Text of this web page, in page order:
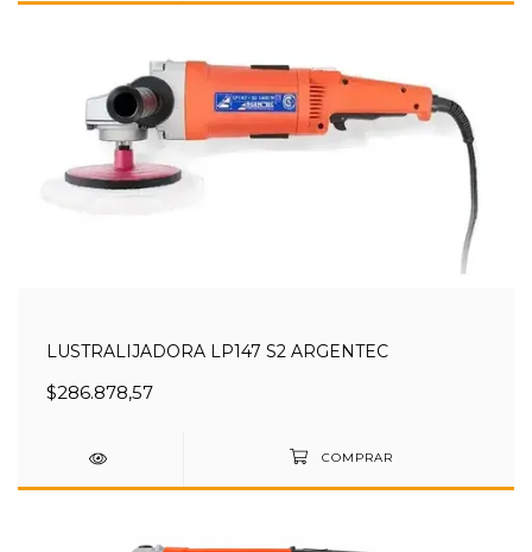
LUSTRALIJADORA LP147 S2 ARGENTEC
$286.878,57